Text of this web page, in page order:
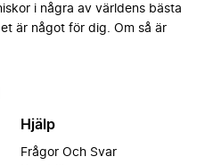
i några av världens bästa
är något för dig. Om så är
Hjälp
Frågor Och Svar